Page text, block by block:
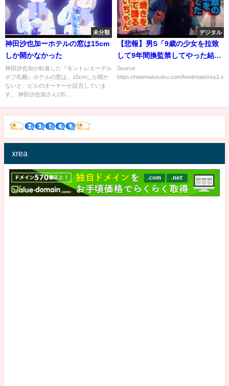
未分類
神田沙也加ーホテルの窓は15cm
しか開かなかった
神田沙也加が転落した『モントレエーデル
ホフ札幌』ホテルの窓は、15cmしか開か
ないと、ビルのオーナーが証言していま
す。 神田沙也加さん(35...
デジタル
【悲報】男S「9歳の少女を拉致
して9年間換監禁してやった結
果･････」→
Source:
https://newmatosoku.com/feed/main/
xrea